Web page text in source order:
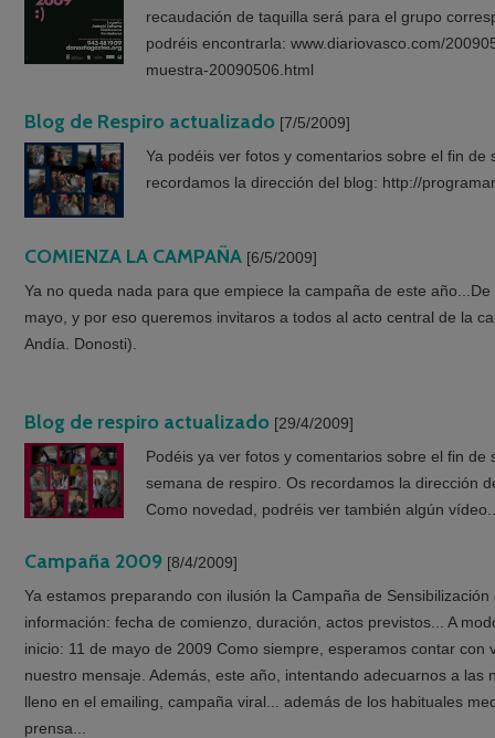
recaudación de taquilla será para el grupo
podréis encontrarla: www.diariovasco.com/
muestra-20090506.html
Blog de Respiro actualizado [7/5/2009]
Ya podéis ver fotos y comentarios sobre el fin
recordamos la dirección del blog: http://
COMIENZA LA CAMPAÑA [6/5/2009]
Ya no queda nada para que empiece la campaña de este
mayo, y por eso queremos invitaros a todos al acto central de la
Andía. Donosti).
Blog de respiro actualizado [29/4/2009]
Podéis ya ver fotos y comentarios sobre el fin
semana de respiro. Os recordamos la dirección
Como novedad, podréis ver también algún
Campaña 2009 [8/4/2009]
Ya estamos preparando con ilusión la Campaña de
información: fecha de comienzo, duración, actos previstos... A
inicio: 11 de mayo de 2009 Como siempre, esperamos contar
nuestro mensaje. Además, este año, intentando adecuarnos a
lleno en el emailing, campaña viral... además de los habituales
prensa...